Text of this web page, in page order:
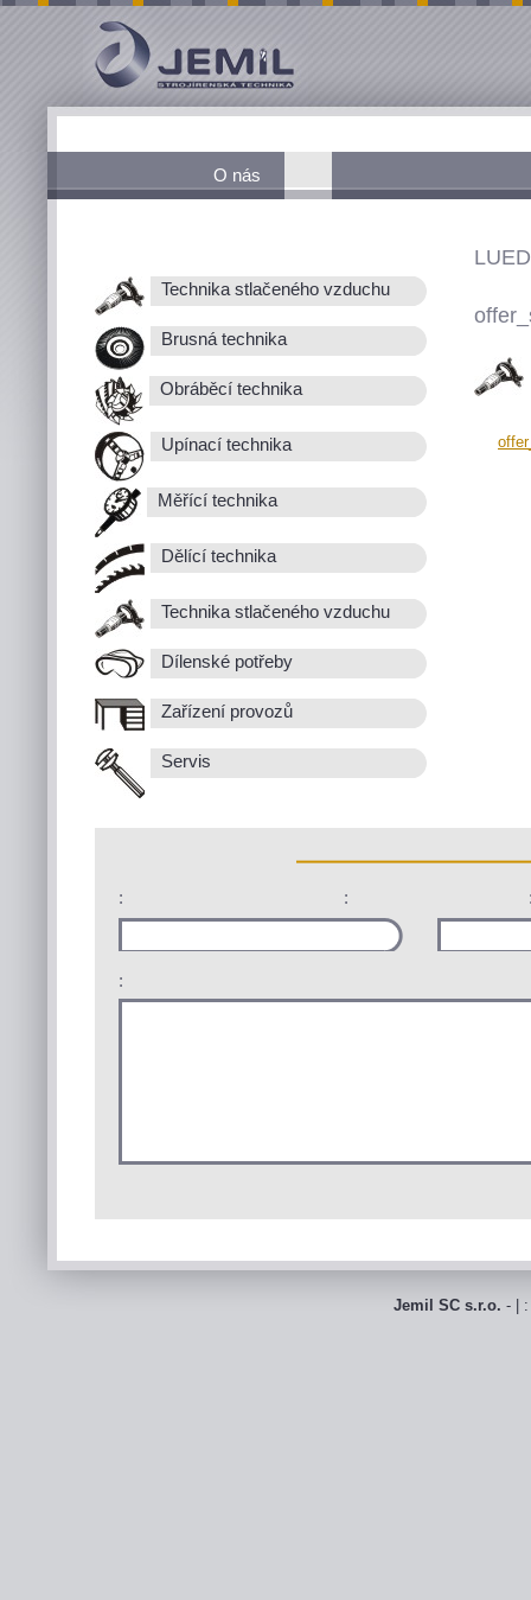
O nás
Technika stlačeného vzduchu
Brusná technika
Obráběcí technika
Upínací technika
Měřící technika
Dělící technika
Technika stlačeného vzduchu
Dílenské potřeby
Zařízení provozů
Servis
: :
:
Jemil SC s.r.o. - |